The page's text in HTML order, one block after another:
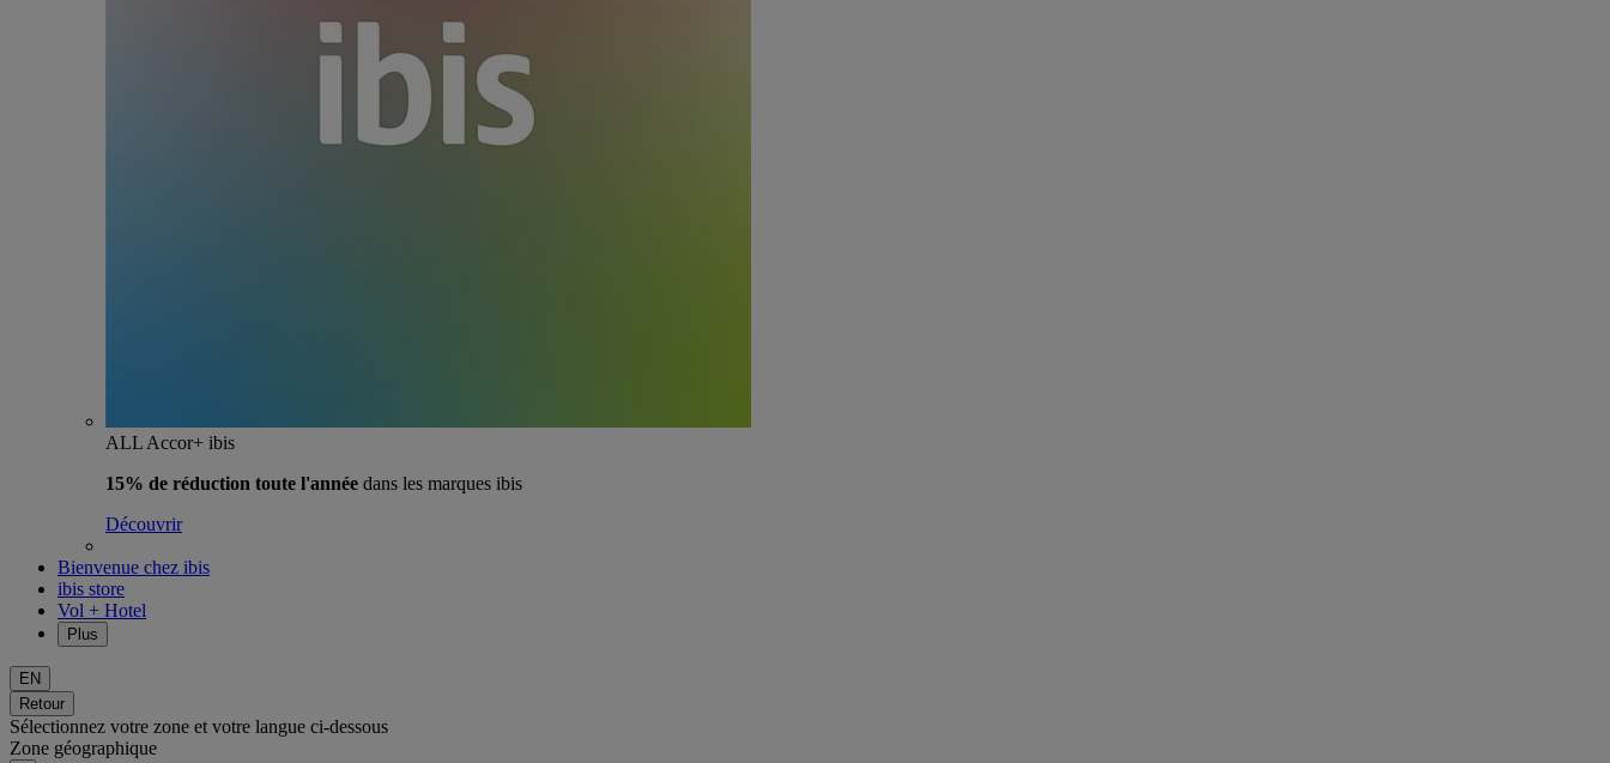
ALL Accor+ ibis
15% de réduction toute l'année dans les marques ibis
Découvrir
Bienvenue chez ibis
ibis store
Vol + Hotel
Plus
EN
Retour
Sélectionnez votre zone et votre langue ci-dessous
Zone géographique